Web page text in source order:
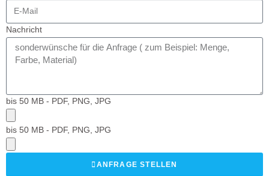
Nachricht
bis 50 MB - PDF, PNG, JPG
bis 50 MB - PDF, PNG, JPG
ANFRAGE STELLEN